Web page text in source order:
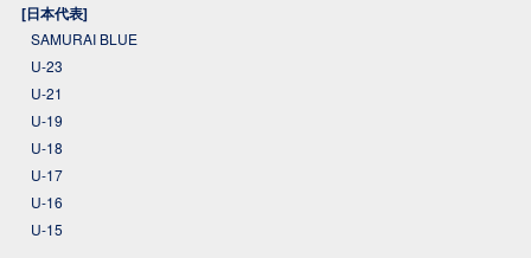
[日本代表]
SAMURAI BLUE
U-23
U-21
U-19
U-18
U-17
U-16
U-15